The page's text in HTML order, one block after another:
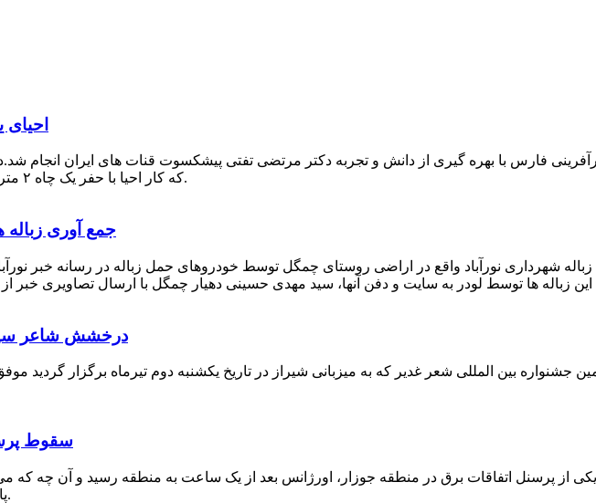
که کار احیا با حفر یک چاه ۲ متری و یک راهرو افقی ۲ متری صورت گرفت.
جمع آوری
شهرداری نورآباد واقع در اراضی روستای چمگل توسط خودروهای حمل زباله در رسانه خبر
درخشش شاعر
جشنواره بین المللی شعر غدیر که به میزبانی شیراز در تاریخ یکشنبه دوم تیرماه برگزار گردید
سقوط
از پرسنل اتفاقات برق در منطقه جوزار، اورژانس بعد از یک ساعت به منطقه رسید و آن چه که
پایگاه اورژانس با مناطق روستایی زیاد است.